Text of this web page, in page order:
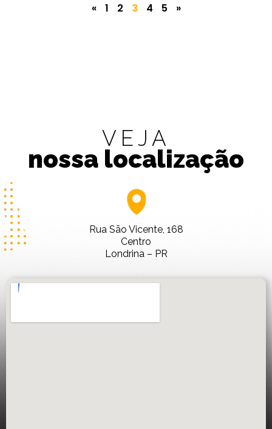
« 1 2 3 4 5 »
VEJA
nossa localização
Rua São Vicente, 168
Centro
Londrina – PR